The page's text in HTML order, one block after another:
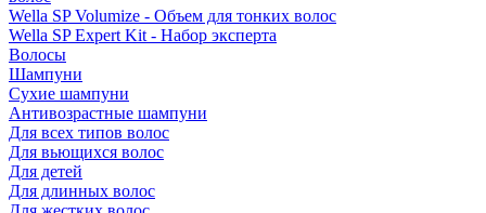
Wella SP Volumize - Объем для тонких волос
Wella SP Expert Kit - Набор эксперта
Волосы
Шампуни
Сухие шампуни
Антивозрастные шампуни
Для всех типов волос
Для вьющихся волос
Для детей
Для длинных волос